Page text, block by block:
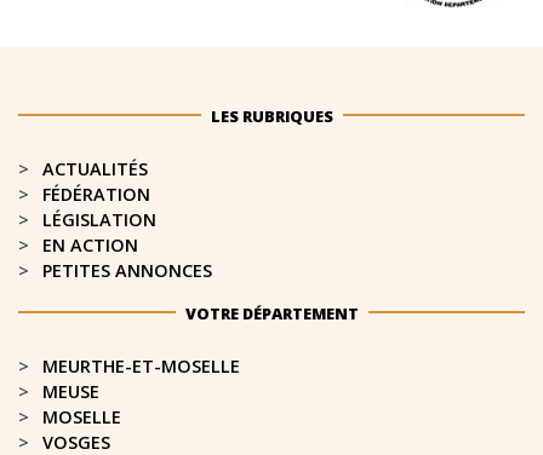
LES RUBRIQUES
ACTUALITÉS
FÉDÉRATION
LÉGISLATION
EN ACTION
PETITES ANNONCES
VOTRE DÉPARTEMENT
MEURTHE-ET-MOSELLE​
MEUSE
MOSELLE
VOSGES